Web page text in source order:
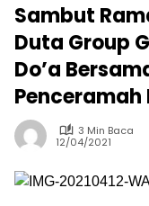
Sambut
Duta Group
Do’a
Penceramah
3 Min Baca
12/04/2021